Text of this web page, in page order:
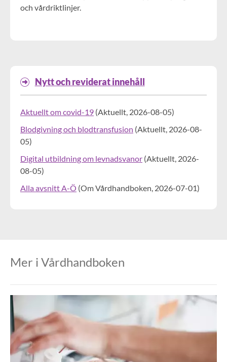
och vårdriktlinjer.
Nytt och reviderat innehåll
Aktuellt om covid-19 (Aktuellt, 2026-08-05)
Blodgivning och blodtransfusion (Aktuellt, 2026-08-
05)
Digital utbildning om levnadsvanor (Aktuellt, 2026-
08-05)
Alla avsnitt A-Ö (Om Vårdhandboken, 2026-07-01)
Mer i Vårdhandboken